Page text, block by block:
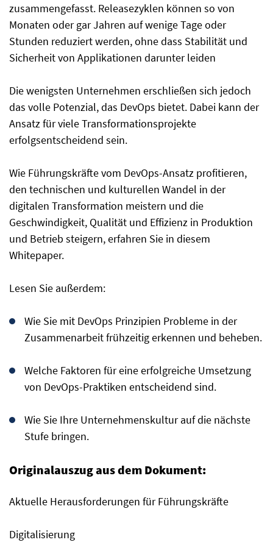
zusammengefasst. Releasezyklen können so von
Monaten oder gar Jahren auf wenige Tage oder
Stunden reduziert werden, ohne dass Stabilität und
Sicherheit von Applikationen darunter leiden
Die wenigsten Unternehmen erschließen sich jedoch
das volle Potenzial, das DevOps bietet. Dabei kann der
Ansatz für viele Transformationsprojekte
erfolgsentscheidend sein.
Wie Führungskräfte vom DevOps-Ansatz profitieren,
den technischen und kulturellen Wandel in der
digitalen Transformation meistern und die
Geschwindigkeit, Qualität und Effizienz in Produktion
und Betrieb steigern, erfahren Sie in diesem
Whitepaper.
Lesen Sie außerdem:
Wie Sie mit DevOps Prinzipien Probleme in der
Zusammenarbeit frühzeitig erkennen und beheben.
Welche Faktoren für eine erfolgreiche Umsetzung
von DevOps-Praktiken entscheidend sind.
Wie Sie Ihre Unternehmenskultur auf die nächste
Stufe bringen.
Originalauszug aus dem Dokument:
Aktuelle Herausforderungen für Führungskräfte
Digitalisierung